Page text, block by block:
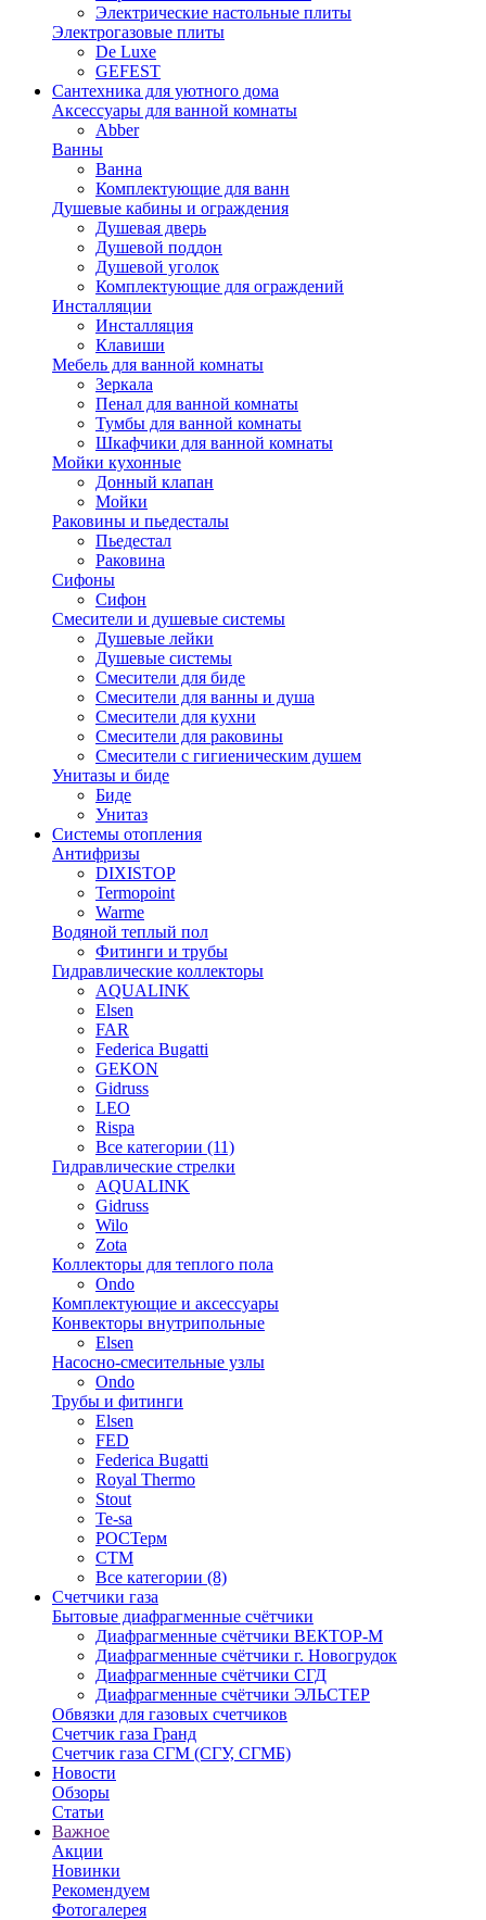
Электрические настольные плиты
Электрогазовые плиты
De Luxe
GEFEST
Сантехника для уютного дома
Аксессуары для ванной комнаты
Abber
Ванны
Ванна
Комплектующие для ванн
Душевые кабины и ограждения
Душевая дверь
Душевой поддон
Душевой уголок
Комплектующие для ограждений
Инсталляции
Инсталляция
Клавиши
Мебель для ванной комнаты
Зеркала
Пенал для ванной комнаты
Тумбы для ванной комнаты
Шкафчики для ванной комнаты
Мойки кухонные
Донный клапан
Мойки
Раковины и пьедесталы
Пьедестал
Раковина
Сифоны
Сифон
Смесители и душевые системы
Душевые лейки
Душевые системы
Смесители для биде
Смесители для ванны и душа
Смесители для кухни
Смесители для раковины
Смесители с гигиеническим душем
Унитазы и биде
Биде
Унитаз
Системы отопления
Антифризы
DIXISTOP
Termopoint
Warme
Водяной теплый пол
Фитинги и трубы
Гидравлические коллекторы
AQUALINK
Elsen
FAR
Federica Bugatti
GEKON
Gidruss
LEO
Rispa
Все категории (11)
Гидравлические стрелки
AQUALINK
Gidruss
Wilo
Zota
Коллекторы для теплого пола
Ondo
Комплектующие и аксессуары
Конвекторы внутрипольные
Elsen
Насосно-смесительные узлы
Ondo
Трубы и фитинги
Elsen
FED
Federica Bugatti
Royal Thermo
Stout
Te-sa
РОСТерм
СТМ
Все категории (8)
Счетчики газа
Бытовые диафрагменные счётчики
Диафрагменные счётчики ВЕКТОР-М
Диафрагменные счётчики г. Новогрудок
Диафрагменные счётчики СГД
Диафрагменные счётчики ЭЛЬСТЕР
Обвязки для газовых счетчиков
Счетчик газа Гранд
Счетчик газа СГМ (СГУ, СГМБ)
Новости
Обзоры
Статьи
Важное
Акции
Новинки
Рекомендуем
Фотогалерея